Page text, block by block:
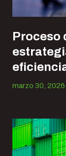
Proceso
marzo 30, 2026